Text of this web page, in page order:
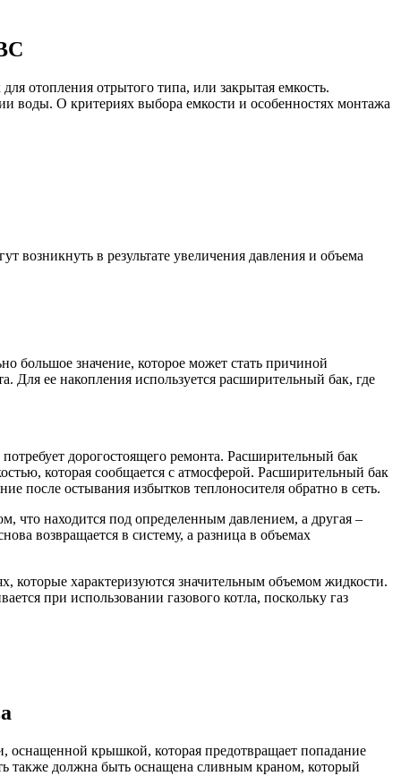
отопления отрытого типа, или закрытая емкость.
воды. О критериях выбора емкости и особенностях монтажа
возникнуть в результате увеличения давления и объема
большое значение, которое может стать причиной
Для ее накопления используется расширительный бак, где
дорогостоящего ремонта. Расширительный бак
которая сообщается с атмосферой. Расширительный бак
после остывания избытков теплоносителя обратно в сеть.
что находится под определенным давлением, а другая –
возвращается в систему, а разница в объемах
которые характеризуются значительным объемом жидкости.
при использовании газового котла, поскольку газ
крышкой, которая предотвращает попадание
также должна быть оснащена сливным краном, который